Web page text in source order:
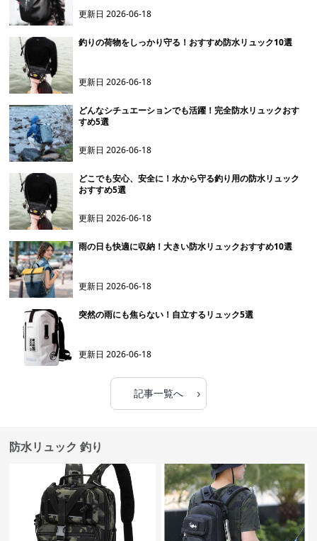
更新日2026-06-18
釣りの荷物をしっかり守る！おすすめ防水リュック10選
更新日2026-06-18
どんなシチュエーションでも活躍！完全防水リュックおす
すめ5選
更新日2026-06-18
どこでも安心、安全に！水から守る釣り用の防水リュック
おすすめ5選
更新日2026-06-18
雨の日も快適に収納！大きい防水リュックおすすめ10選
更新日2026-06-18
突然の雨にも焦らない！自立するリュック5選
更新日2026-06-18
記事一覧へ ›
防水リュック 釣り